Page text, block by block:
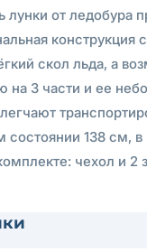
лунки от ледобура
конструкция
скол льда, а
на 3 части и ее
состоянии 138 см, в
чехол и 2